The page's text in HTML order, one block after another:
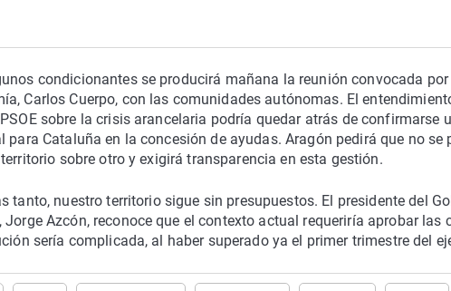
condicionantes se producirá mañana la reunión convocada
Carlos Cuerpo, con las comunidades autónomas. El
sobre la crisis arancelaria podría quedar atrás de confirmarse
para Cataluña en la concesión de ayudas. Aragón pedirá que no se
sobre otro y exigirá transparencia en esta gestión.
tanto, nuestro territorio sigue sin presupuestos. El presidente del
Jorge Azcón, reconoce que el contexto actual requeriría aprobar las
sería complicada, al haber superado ya el primer trimestre del